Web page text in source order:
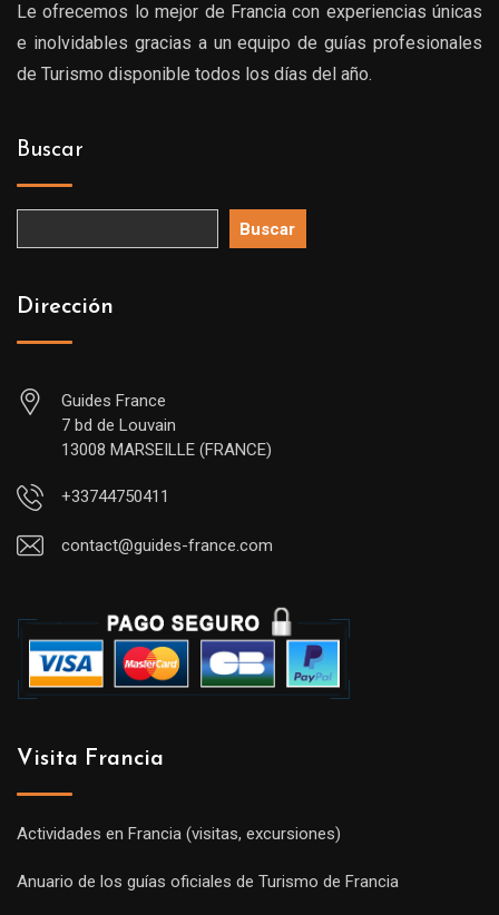
Le ofrecemos lo mejor de Francia con experiencias únicas
e inolvidables gracias a un equipo de guías profesionales
de Turismo disponible todos los días del año.
Buscar
Buscar
Dirección
Guides France
7 bd de Louvain
13008 MARSEILLE (FRANCE)
+33744750411
contact@guides-france.com
Visita Francia
Actividades en Francia (visitas, excursiones)
Anuario de los guías oficiales de Turismo de Francia